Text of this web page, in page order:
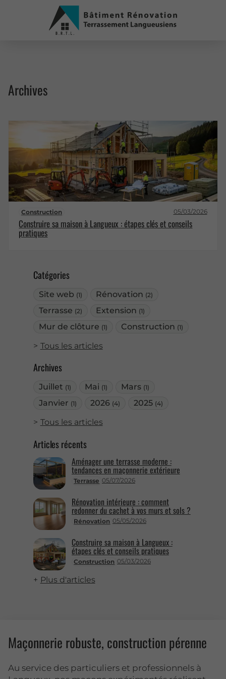
Catégories
Site web (1) Rénovation (2)
Terrasse (2) Extension (1)
Mur de clôture (1) Construction (1)
Tous les articles
Archives
Juillet (1) Mai (1) Mars (1)
Janvier (1) 2026 (4) 2025 (4)
Tous les articles
Articles récents
Terrasse 05/07/2026
Aménager une terrasse moderne :
tendances en maçonnerie extérieure
Rénovation 05/05/2026
Rénovation intérieure : comment
redonner du cachet à vos murs et sols ?
Construction 05/03/2026
Construire sa maison à Langueux :
étapes clés et conseils pratiques
Plus d'articles
Archives
Construction 05/03/2026
Construire sa maison à Langueux : étapes clés et conseils
pratiques
Maçonnerie robuste, construction pérenne
Au service des particuliers et professionnels à